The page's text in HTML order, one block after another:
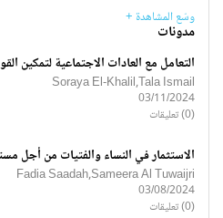
وسّع المشاهدة +
مدونات
التعامل مع العادات الاجتماعية لتمكين
Soraya El-Khalil,Tala Ismail
03/11/2024
(0) تعليقات
الاستثمار في النساء والفتيات من أجل
Fadia Saadah,Sameera Al Tuwaijri
03/08/2024
(0) تعليقات